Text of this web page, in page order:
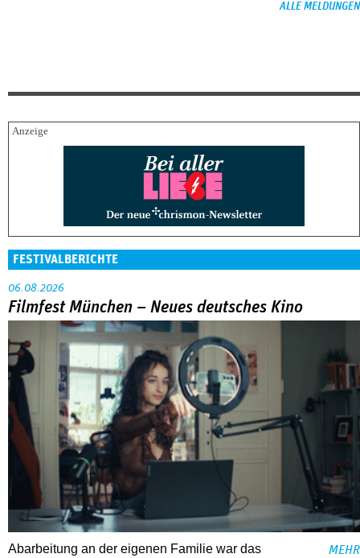
ALLE MELDUNGEN
FESTIVALBERICHTE
06.08.2026
Filmfest München – Neues deutsches Kino
Abarbeitung an der eigenen Familie war das
MEHR